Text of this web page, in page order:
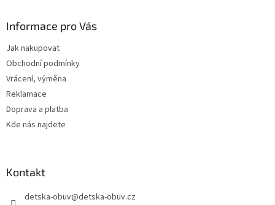
Informace pro Vás
Jak nakupovat
Obchodní podmínky
Vrácení, výměna
Reklamace
Doprava a platba
Kde nás najdete
Kontakt
detska-obuv@detska-obuv.cz